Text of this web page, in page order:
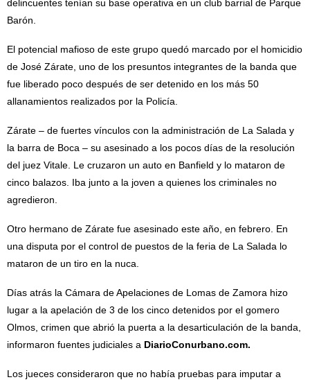
delincuentes tenían su base operativa en un club barrial de Parque
Barón.
El potencial mafioso de este grupo quedó marcado por el homicidio
de José Zárate, uno de los presuntos integrantes de la banda que
fue liberado poco después de ser detenido en los más 50
allanamientos realizados por la Policía.
Zárate – de fuertes vínculos con la administración de La Salada y
la barra de Boca – su asesinado a los pocos días de la resolución
del juez Vitale. Le cruzaron un auto en Banfield y lo mataron de
cinco balazos. Iba junto a la joven a quienes los criminales no
agredieron.
Otro hermano de Zárate fue asesinado este año, en febrero. En
una disputa por el control de puestos de la feria de La Salada lo
mataron de un tiro en la nuca.
Días atrás la Cámara de Apelaciones de Lomas de Zamora hizo
lugar a la apelación de 3 de los cinco detenidos por el gomero
Olmos, crimen que abrió la puerta a la desarticulación de la banda,
informaron fuentes judiciales a DiarioConurbano.com.
Los jueces consideraron que no había pruebas para imputar a